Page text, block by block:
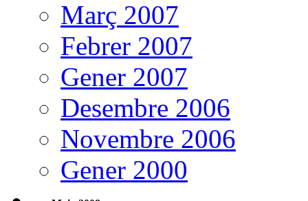
Març 2007
Febrer 2007
Gener 2007
Desembre 2006
Novembre 2006
Gener 2000